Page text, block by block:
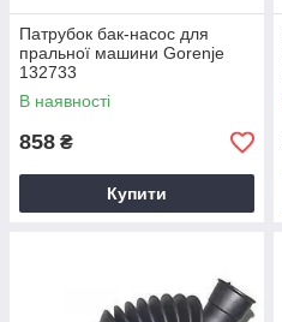
Патрубок бак-насос для
пральної машини Gorenje
132733
В наявності
858 ₴
Купити